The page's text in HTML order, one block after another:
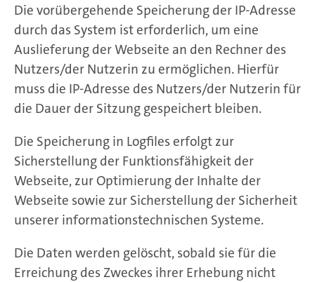
Die vorübergehende Speicherung der IP-Adresse
durch das System ist erforderlich, um eine
Auslieferung der Webseite an den Rechner des
Nutzers/der Nutzerin zu ermöglichen. Hierfür
muss die IP-Adresse des Nutzers/der Nutzerin für
die Dauer der Sitzung gespeichert bleiben.
Die Speicherung in Logfiles erfolgt zur
Sicherstellung der Funktionsfähigkeit der
Webseite, zur Optimierung der Inhalte der
Webseite sowie zur Sicherstellung der Sicherheit
unserer informationstechnischen Systeme.
Die Daten werden gelöscht, sobald sie für die
Erreichung des Zweckes ihrer Erhebung nicht